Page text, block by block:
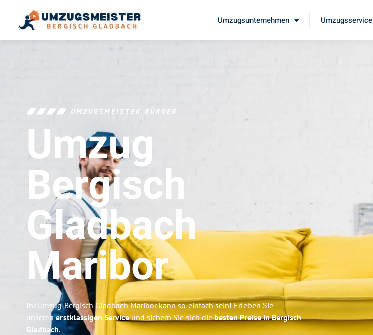
Umzugsunternehmen Umzugsservice
UMZUGSMEISTER BÜRGER
Umzug
Bergisch
Gladbach
Maribor
Ihr Umzug Bergisch Gladbach Maribor kann so einfach sein! Erleben Sie
unserenerstklassigen Serviceund sichern Sie sich diebesten Preise in Bergisch
Gladbach.